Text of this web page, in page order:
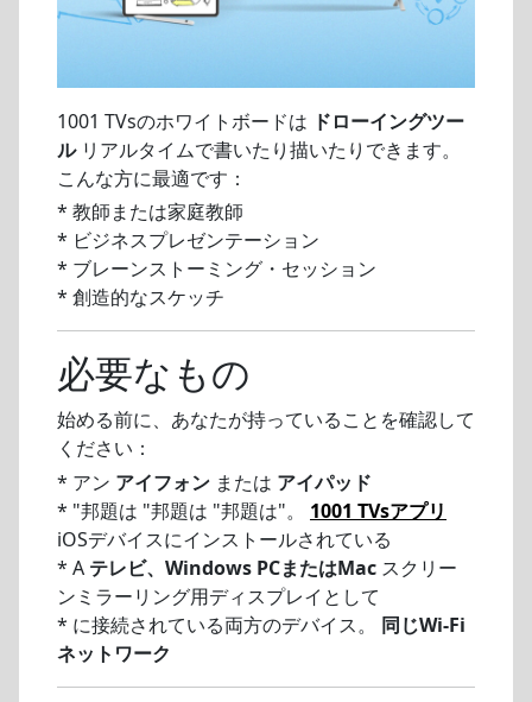
1001 TVsのホワイトボードは ドローイングツー
ルリアルタイムで書いたり描いたりできます。
こんな方に最適です：
* 教師または家庭教師
* ビジネスプレゼンテーション
* ブレーンストーミング・セッション
* 創造的なスケッチ
必要なもの
始める前に、あなたが持っていることを確認して
ください：
* アン アイフォン または アイパッド
* "邦題は "邦題は "邦題は"。 1001 TVsアプリ
iOSデバイスにインストールされている
* A テレビ、Windows PCまたはMac スクリー
ンミラーリング用ディスプレイとして
* に接続されている両方のデバイス。 同じWi-Fi
ネットワーク